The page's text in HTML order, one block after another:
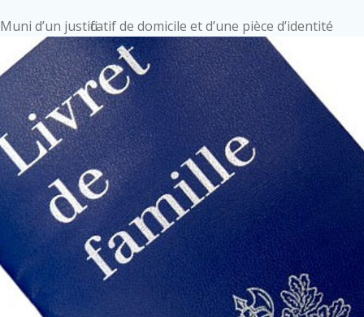
Muni d’un justificatif de domicile et d’une pièce d’identité